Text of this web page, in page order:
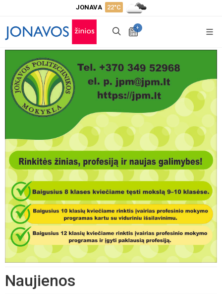
JONAVA 22°C
+
Naujienos